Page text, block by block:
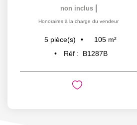
non inclus
Honoraires à la charge du vendeur
5 pièce(s) 105 m²
Réf :
B1287B